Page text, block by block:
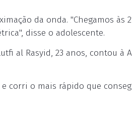
da onda. "Chegamos às
disse o adolescente.
al Rasyid, 23 anos, contou à
corri o mais rápido que